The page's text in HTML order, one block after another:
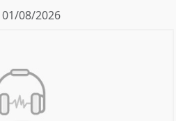
01/08/2026